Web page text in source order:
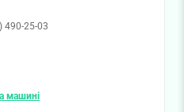
490-25-03
машині